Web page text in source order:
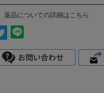
返品についての詳細はこちら